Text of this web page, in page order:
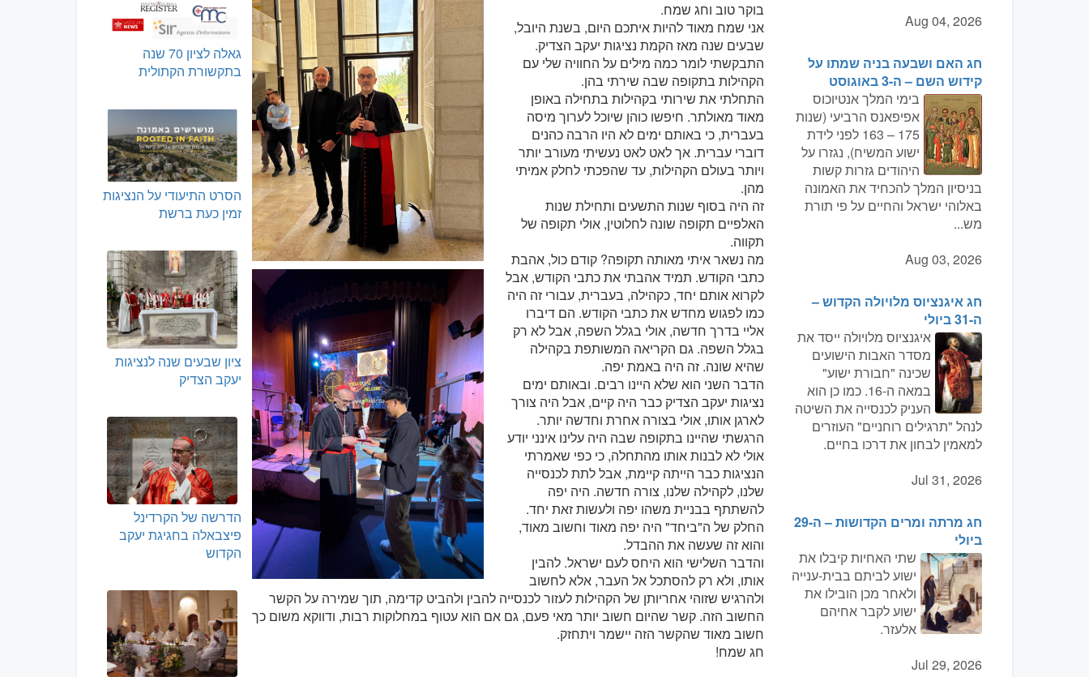
Aug 04, 2026
חג האם ושבעה בניה שמתו על
קידוש השם – ה-3 באוגוסט
בימי המלך אנטיוכוס
אפיפאנס הרביעי (שנות
175 – 163 לפני לידת
ישוע המשיח), נגזרו על
היהודים גזרות קשות
בניסיון המלך להכחיד את האמונה
באלוהי ישראל והחיים על פי תורת
מש...
Aug 03, 2026
חג איגנציוס מלויולה הקדוש –
ה-31 ביולי
איגנציוס מלויולה ייסד את
מסדר האבות הישועים
שכינה "חבורת ישוע"
במאה ה-16. כמו כן הוא
העניק לכנסייה את השיטה
לנהל "תרגילים רוחניים" העוזרים
למאמין לבחון את דרכו בחיים.
Jul 31, 2026
חג מרתה ומרים הקדושות – ה-29
ביולי
שתי האחיות קיבלו את
ישוע לביתם בבית-ענייה
ולאחר מכן הובילו את
ישוע לקבר אחיהם
אלעזר.
Jul 29, 2026
בוקר טוב וחג שמח.
אני שמח מאוד להיות איתכם היום, בשנת היובל,
שבעים שנה מאז הקמת נציגות יעקב הצדיק.
התבקשתי לומר כמה מילים על החוויה שלי עם
הקהילות בתקופה שבה שירתי בהן.
התחלתי את שירותי בקהילות בתחילה באופן
מאוד מאולתר. חיפשו כוהן שיוכל לערוך מיסה
בעברית, כי באותם ימים לא היו הרבה כהנים
דוברי עברית. אך לאט לאט נעשיתי מעורב יותר
ויותר בעולם הקהילות, עד שהפכתי לחלק אמיתי
מהן.
זה היה בסוף שנות התשעים ותחילת שנות
האלפיים תקופה שונה לחלוטין, אולי תקופה של
תקווה.
מה נשאר איתי מאותה תקופה? קודם כול, אהבת
כתבי הקודש. תמיד אהבתי את כתבי הקודש, אבל
לקרוא אותם יחד, כקהילה, בעברית, עבורי זה היה
כמו לפגוש מחדש את כתבי הקודש. הם דיברו
אליי בדרך חדשה, אולי בגלל השפה, אבל לא רק
בגלל השפה. גם הקריאה המשותפת בקהילה
שהיא שונה. זה היה באמת יפה.
הדבר השני הוא שלא היינו רבים. ובאותם ימים
נציגות יעקב הצדיק כבר היה קיים, אבל היה צורך
לארגן אותו, אולי בצורה אחרת וחדשה יותר.
הרגשתי שהיינו בתקופה שבה היה עלינו אינני יודע
אולי לא לבנות אותו מהתחלה, כי כפי שאמרתי
הנציגות כבר הייתה קיימת, אבל לתת לכנסייה
שלנו, לקהילה שלנו, צורה חדשה. היה יפה
להשתתף בבניית משהו יפה ולעשות זאת יחד.
החלק של ה"ביחד" היה יפה מאוד וחשוב מאוד,
והוא זה שעשה את ההבדל.
והדבר השלישי הוא היחס לעם ישראל. להבין
אותו, ולא רק להסתכל אל העבר, אלא לחשוב
ולהרגיש שזוהי אחריותן של הקהילות לעזור לכנסייה להבין ולהביט קדימה, תוך שמירה על הקשר
החשוב הזה. קשר שהיום חשוב יותר מאי פעם, גם אם הוא עטוף במחלוקות רבות, ודווקא משום כך
חשוב מאוד שהקשר הזה יישמר ויתחזק.
חג שמח!
גאלה לציון 70 שנה
בתקשורת הקתולית
הסרט התיעודי על הנציגות
זמין כעת ברשת
ציון שבעים שנה לנציגות
יעקב הצדיק
הדרשה של הקרדינל
פיצבאלה בחגיגת יעקב
הקדוש